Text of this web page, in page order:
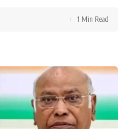
1 Min Read